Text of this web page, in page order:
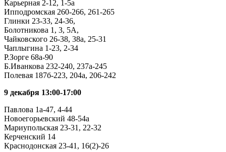
Карьерная 2-12, 1-5а
Ипподромская 260-266, 261-265
Глинки 23-33, 24-36,
Болотникова 1, 3, 5А,
Чайковского 26-38, 38а, 25-31
Чаплыгина 1-23, 2-34
Р.Зорге 68а-90
Б.Иванкова 232-240, 237а-245
Полевая 187б-223, 204а, 206-242
9 декабря 13:00-17:00
Павлова 1а-47, 4-44
Новоегорьевский 48-54а
Мариупольская 23-31, 22-32
Керченский 14
Краснодонская 23-41, 16(2)-26